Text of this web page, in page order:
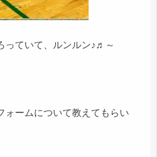
っていて、ルンルン♪♬～
ォームについて教えてもらい